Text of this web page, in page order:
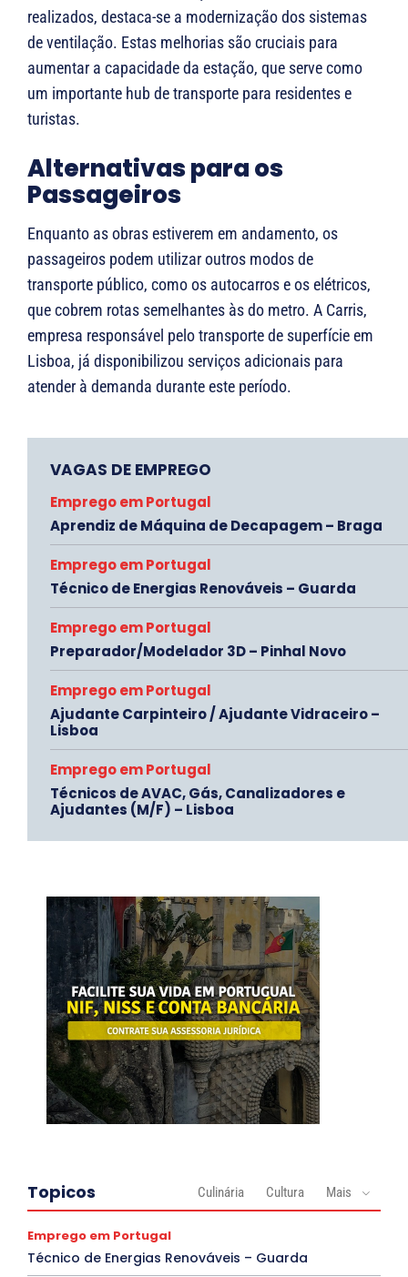
realizados, destaca-se a modernização dos sistemas
de ventilação. Estas melhorias são cruciais para
aumentar a capacidade da estação, que serve como
um importante hub de transporte para residentes e
turistas.
Alternativas para os
Passageiros
Enquanto as obras estiverem em andamento, os
passageiros podem utilizar outros modos de
transporte público, como os autocarros e os elétricos,
que cobrem rotas semelhantes às do metro. A Carris,
empresa responsável pelo transporte de superfície em
Lisboa, já disponibilizou serviços adicionais para
atender à demanda durante este período.
VAGAS DE EMPREGO
Emprego em Portugal
Aprendiz de Máquina de Decapagem – Braga
Emprego em Portugal
Técnico de Energias Renováveis – Guarda
Emprego em Portugal
Preparador/Modelador 3D – Pinhal Novo
Emprego em Portugal
Ajudante Carpinteiro / Ajudante Vidraceiro –
Lisboa
Emprego em Portugal
Técnicos de AVAC, Gás, Canalizadores e
Ajudantes (M/F) – Lisboa
Topicos Culinária Cultura Mais
Emprego em Portugal
Técnico de Energias Renováveis – Guarda